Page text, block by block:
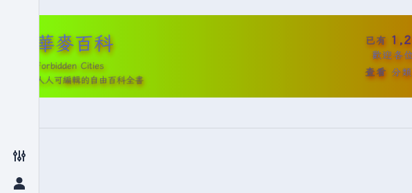
切換偏好設定選單
切換個人選單
華麥百科
Forbidden Cities
人人可編輯的自由百科全書
已有
歡迎各
查看 分類